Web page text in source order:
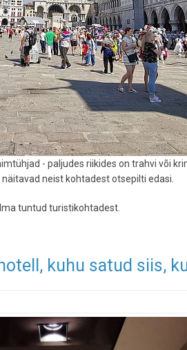
- paljudes riikides on trahvi või
neist kohtadest otsepilti edasi.
tuntud turistikohtadest.
kuhu satud siis,